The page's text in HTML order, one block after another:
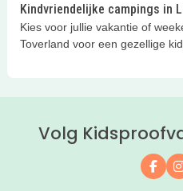
Kindvriendelijke campings in
Kies voor jullie vakantie of
Toverland voor een gezellige
Volg
Volg